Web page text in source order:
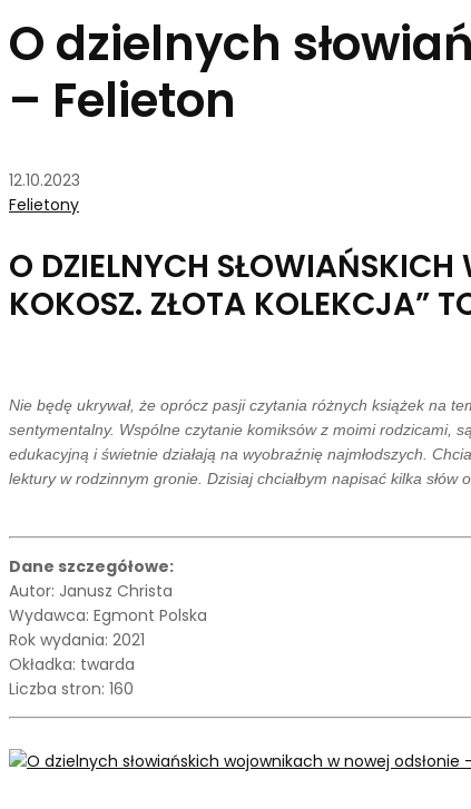
O dzielnych
– Felieton
12.10.2023
Felietony
O DZIELNYCH
KOKOSZ. ZŁOTA KOLEKCJA”
Nie będę ukrywał, że oprócz pasji czytania różnych książek na
sentymentalny. Wspólne czytanie komiksów z moimi rodzicami,
edukacyjną i świetnie działają na wyobraźnię najmłodszych.
lektury w rodzinnym gronie. Dzisiaj chciałbym napisać kilka
Dane szczegółowe:
Autor: Janusz Christa
Wydawca: Egmont Polska
Rok wydania: 2021
Okładka: twarda
Liczba stron: 160